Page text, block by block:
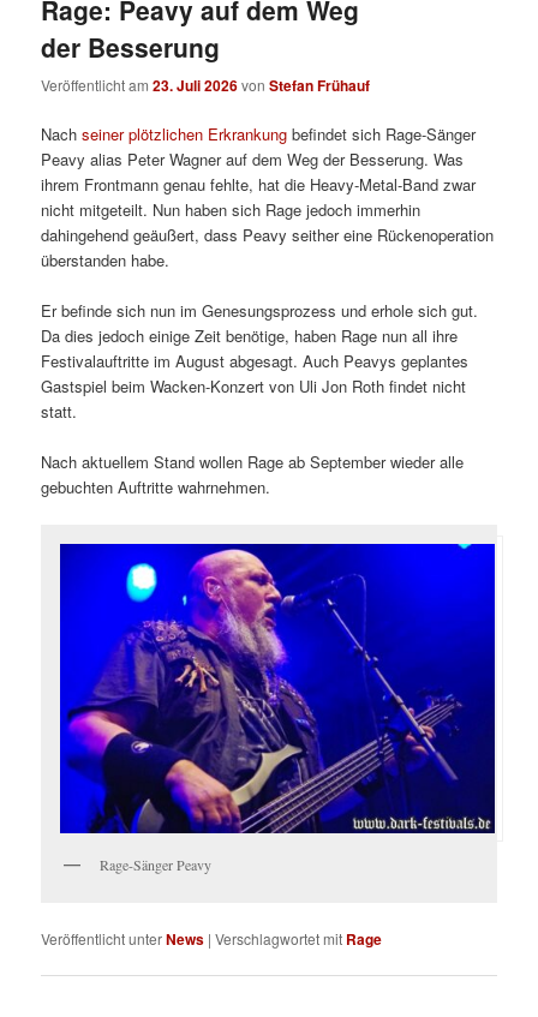
Rage: Peavy auf dem Weg
der Besserung
Veröffentlicht am23. Juli 2026vonStefan Frühauf
Nachseiner plötzlichen Erkrankung befindet sich Rage-Sänger
Peavy alias Peter Wagner auf dem Weg der Besserung. Was
ihrem Frontmann genau fehlte, hat die Heavy-Metal-Band zwar
nicht mitgeteilt. Nun haben sich Rage jedoch immerhin
dahingehend geäußert, dass Peavy seither eine Rückenoperation
überstanden habe.
Er befinde sich nun im Genesungsprozess und erhole sich gut.
Da dies jedoch einige Zeit benötige, haben Rage nun all ihre
Festivalauftritte im August abgesagt. Auch Peavys geplantes
Gastspiel beim Wacken-Konzert von Uli Jon Roth findet nicht
statt.
Nach aktuellem Stand wollen Rage ab September wieder alle
gebuchten Auftritte wahrnehmen.
Rage-Sänger Peavy
Veröffentlicht unterNews |Verschlagwortet mit Rage